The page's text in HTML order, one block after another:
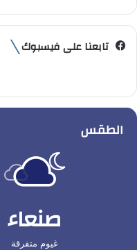
تابعنا على فيسبوك
الطقس
صنعاء
غيوم متفرقة